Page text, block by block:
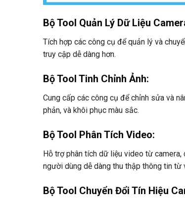
Bộ Tool Quản Lý Dữ Liệu
Tích hợp các công cụ để quản lý và
truy cập dễ dàng hơn.
Bộ Tool Tinh Chỉnh Ảnh:
Cung cấp các công cụ để chỉnh sửa và
phản, và khôi phục màu sắc.
Bộ Tool Phân Tích Video:
Hỗ trợ phân tích dữ liệu video từ camera,
người dùng dễ dàng thu thập thông tin từ
Bộ Tool Chuyển Đổi Tín Hiệu